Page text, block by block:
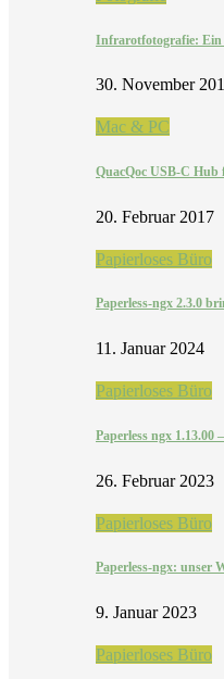
Infrarotfotografie:
30. November
Mac & PC
QuacQoc USB-C
20. Februar 2017
Papierloses Büro
Paperless-ngx 2.3.0
11. Januar 2024
Papierloses Büro
Paperless ngx 1.13.00
26. Februar 2023
Papierloses Büro
Paperless-ngx: unser
9. Januar 2023
Papierloses Büro